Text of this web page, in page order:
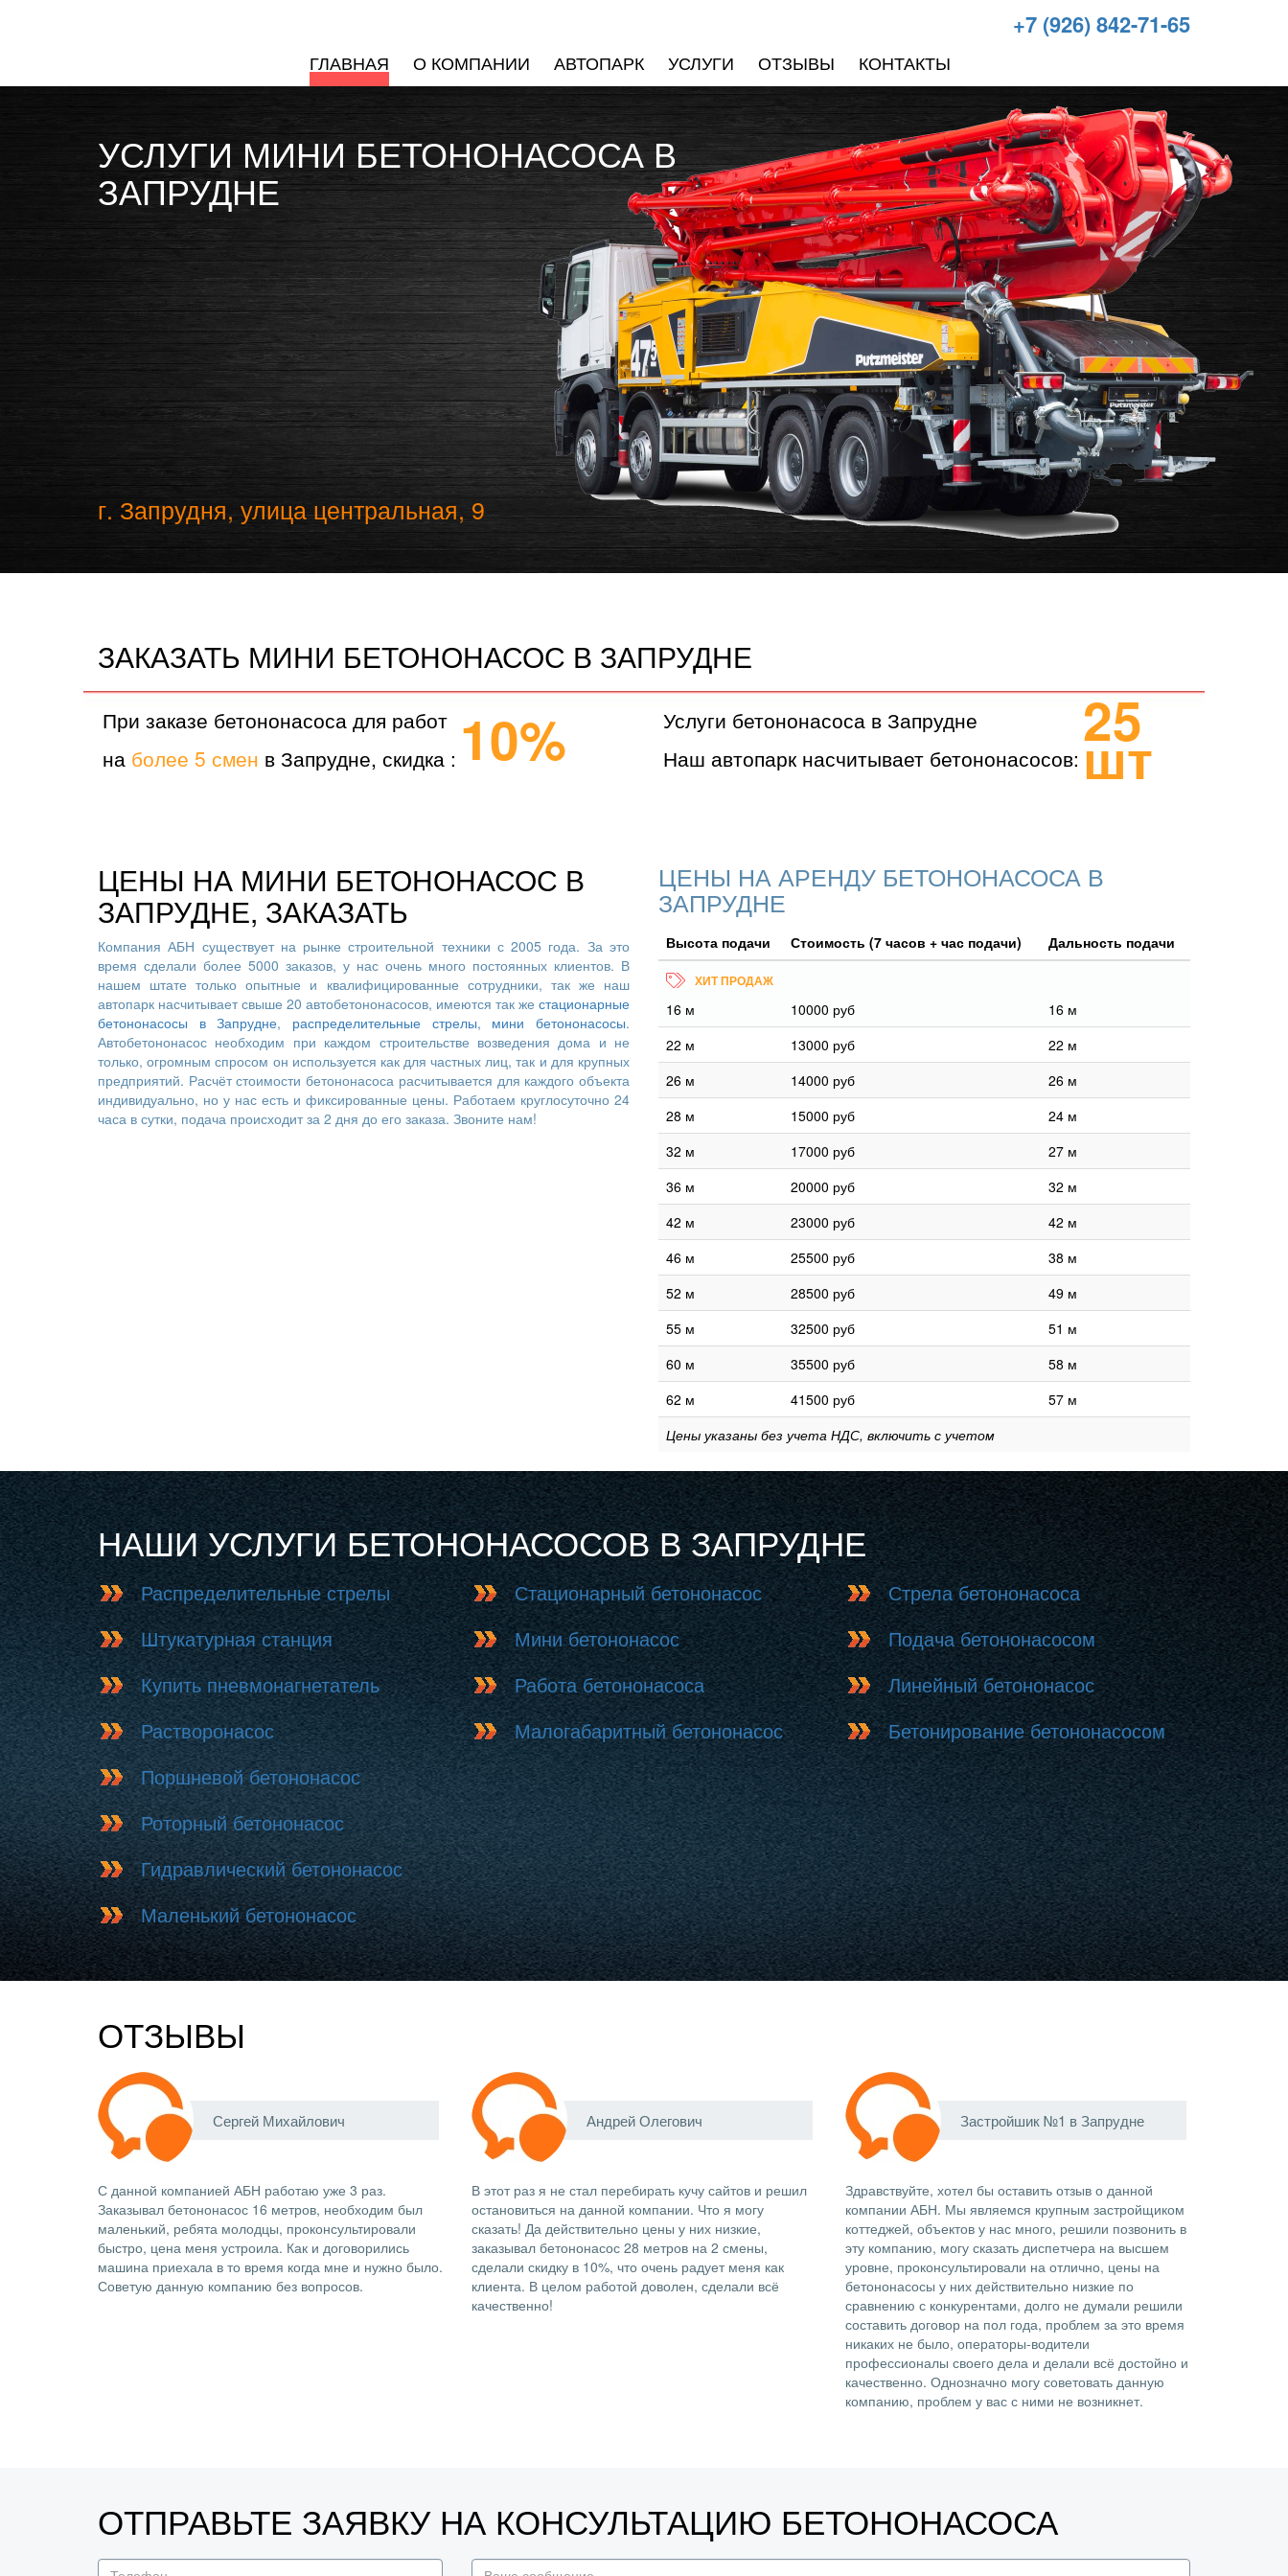
ГЛАВНАЯ О КОМПАНИИ АВТОПАРК УСЛУГИ ОТЗЫВЫ КОНТАКТЫ
+7 (926) 842-71-65
УСЛУГИ МИНИ БЕТОНОНАСОСА В
ЗАПРУДНЕ
г. Запрудня, улица центральная, 9
ЗАКАЗАТЬ МИНИ БЕТОНОНАСОС В ЗАПРУДНЕ
При заказе бетононасоса для работ
на более 5 смен в Запрудне, скидка : 10%
Услуги бетононасоса в Запрудне
Наш автопарк насчитывает бетононасосов:
25
шт
ЦЕНЫ НА МИНИ БЕТОНОНАСОС В
ЗАПРУДНЕ, ЗАКАЗАТЬ
Компания АБН существует на рынке строительной техники с 2005 года. За это
время сделали более 5000 заказов, у нас очень много постоянных клиентов. В
нашем штате только опытные и квалифицированные сотрудники, так же наш
автопарк насчитывает свыше 20 автобетононасосов, имеются так же стационарные
бетононасосы в Запрудне, распределительные стрелы, мини бетононасосы.
Автобетононасос необходим при каждом строительстве возведения дома и не
только, огромным спросом он используется как для частных лиц, так и для крупных
предприятий. Расчёт стоимости бетононасоса расчитывается для каждого объекта
индивидуально, но у нас есть и фиксированные цены. Работаем круглосуточно 24
часа в сутки, подача происходит за 2 дня до его заказа. Звоните нам!
ЦЕНЫ НА АРЕНДУ БЕТОНОНАСОСА В
ЗАПРУДНЕ
Высота подачи Стоимость (7 часов + час подачи) Дальность подачи
16 м 10000 руб
16 м
22 м
13000 руб
22 м
26 м
14000 руб
26 м
28 м
15000 руб
24 м
32 м
17000 руб
27 м
36 м
20000 руб
32 м
42 м
23000 руб
42 м
46 м
25500 руб
38 м
52 м
28500 руб
49 м
55 м
32500 руб
51 м
60 м
35500 руб
58 м
62 м
41500 руб
57 м
Цены указаны без учета НДС, включить с учетом
НАШИ УСЛУГИ БЕТОНОНАСОСОВ В ЗАПРУДНЕ
Распределительные стрелы
Штукатурная станция
Купить пневмонагнетатель
Растворонасос
Стационарный бетононасос
Мини бетононасос
Работа бетононасоса
Малогабаритный бетононасос
Стрела бетононасоса
Подача бетононасосом
Линейный бетононасос
Бетонирование бетононасосом
Поршневой бетононасос
Роторный бетононасос
Гидравлический бетононасос
Маленький бетононасос
ОТЗЫВЫ
Сергей Михайлович
С данной компанией АБН работаю уже 3 раз.
Заказывал бетононасос 16 метров, необходим был
маленький, ребята молодцы, проконсультировали
быстро, цена меня устроила. Как и договорились
машина приехала в то время когда мне и нужно было.
Советую данную компанию без вопросов.
Андрей Олегович
В этот раз я не стал перебирать кучу сайтов и решил
остановиться на данной компании. Что я могу
сказать! Да действительно цены у них низкие,
заказывал бетононасос 28 метров на 2 смены,
сделали скидку в 10%, что очень радует меня как
клиента. В целом работой доволен, сделали всё
качественно!
Застройшик №1 в Запрудне
Здравствуйте, хотел бы оставить отзыв о данной
компании АБН. Мы являемся крупным застройщиком
коттеджей, объектов у нас много, решили позвонить в
эту компанию, могу сказать диспетчера на высшем
уровне, проконсультировали на отлично, цены на
бетононасосы у них действительно низкие по
сравнению с конкурентами, долго не думали решили
составить договор на пол года, проблем за это время
никаких не было, операторы-водители
профессионалы своего дела и делали всё достойно и
качественно. Однозначно могу советовать данную
компанию, проблем у вас с ними не возникнет.
ОТПРАВЬТЕ ЗАЯВКУ НА КОНСУЛЬТАЦИЮ БЕТОНОНАСОСА